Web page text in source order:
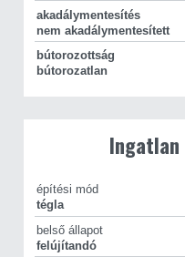
akadálymentesítés
nem akadálymentesített
bútorozottság
bútorozatlan
építési mód
tégla
belső állapot
felújítandó